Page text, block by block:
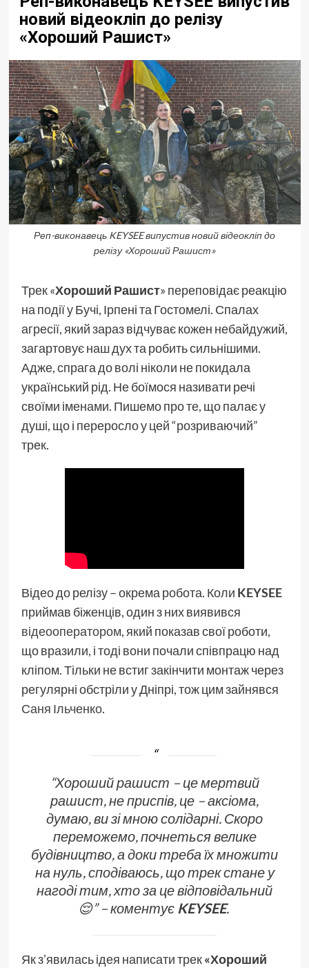
новий відеокліп до релізу
«Хороший Рашист»
Реп-виконавець KEYSEE випустив новий відеокліп до
релізу «Хороший Рашист»
Трек «Хороший Рашист» переповідає реакцію
на події у Бучі, Ірпені та Гостомелі. Спалах
агресії, який зараз відчуває кожен небайдужий,
загартовує наш дух та робить сильнішими.
Адже, спрага до волі ніколи не покидала
український рід. Не боїмося називати речі
своїми іменами. Пишемо про те, що палає у
душі, що і переросло у цей “розриваючий”
трек.
Відео до релізу – окрема робота. Коли KEYSEE
приймав біженців, один з них виявився
відеооператором, який показав свої роботи,
що вразили, і тоді вони почали співпрацю над
кліпом. Тільки не встиг закінчити монтаж через
регулярні обстріли у Дніпрі, тож цим зайнявся
Саня Ільченко.
“Хороший рашист – це мертвий
рашист, не приспів, це – аксіома,
думаю, ви зі мною солідарні. Скоро
переможемо, почнеться велике
будівництво, а доки треба їх множити
на нуль, сподіваюсь, що трек стане у
нагоді тим, хто за це відповідальний
😌” – коментує KEYSEE.
Як з’явилась ідея написати трек«Хороший